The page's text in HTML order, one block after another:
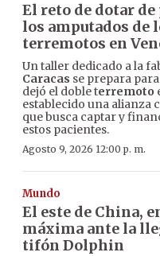
El reto de dotar
los amputados de
terremotos en
Un taller dedicado a la
Caracas se prepara
dejó el doble terremoto
establecido una alianza
que busca captar y
estos pacientes.
Agosto 9, 2026 12:00 p. m.
Mundo
El este de China,
máxima ante la
tifón Dolphin